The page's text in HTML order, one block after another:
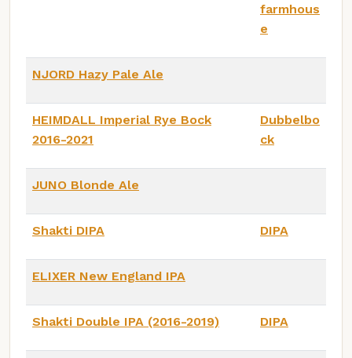
farmhous
e
NJORD Hazy Pale Ale
HEIMDALL Imperial Rye Bock
2016-2021
Dubbelbo
ck
JUNO Blonde Ale
Shakti DIPA DIPA
ELIXER New England IPA
Shakti Double IPA (2016-2019) DIPA